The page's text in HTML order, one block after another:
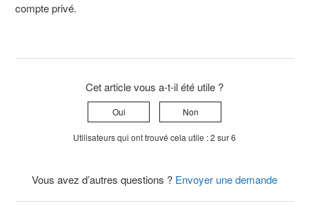
compte privé.
Cet article vous a-t-il été utile ?
Oui Non
Utilisateurs qui ont trouvé cela utile : 2 sur 6
Vous avez d’autres questions ? Envoyer une demande